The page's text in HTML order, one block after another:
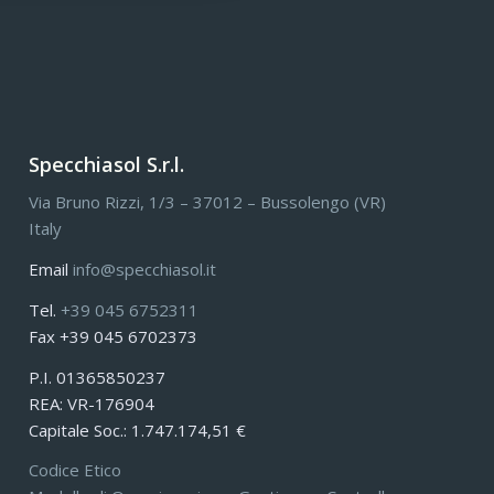
Specchiasol S.r.l.
Via Bruno Rizzi, 1/3 – 37012 – Bussolengo (VR)
Italy
Emailinfo@specchiasol.it
Tel.+39 045 6752311
Fax +39 045 6702373
P.I. 01365850237
REA: VR-176904
Capitale Soc.: 1.747.174,51 €
Codice Etico